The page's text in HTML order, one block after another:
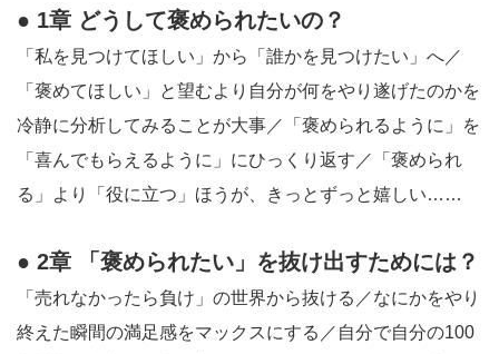
● 1章 どうして褒められたいの？
「私を見つけてほしい」から「誰かを見つけたい」へ／
「褒めてほしい」と望むより自分が何をやり遂げたのかを
冷静に分析してみることが大事／「褒められるように」を
「喜んでもらえるように」にひっくり返す／「褒められ
る」より「役に立つ」ほうが、きっとずっと嬉しい……
● 2章 「褒められたい」を抜け出すためには？
「売れなかったら負け」の世界から抜ける／なにかをやり
終えた瞬間の満足感をマックスにする／自分で自分の100